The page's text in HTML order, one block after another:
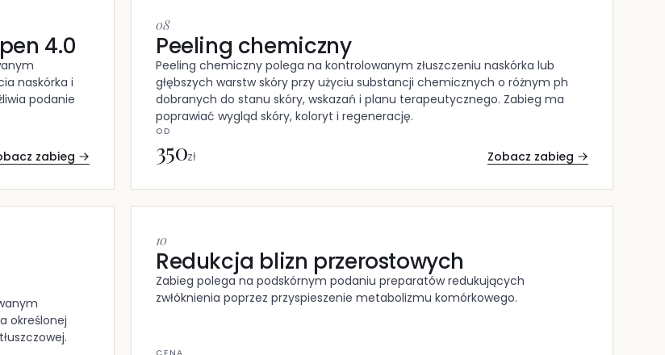
4.0
naskórka i
podanie
zabieg
08
Peeling chemiczny
Peeling chemiczny polega na kontrolowanym złuszczeniu naskórka lub
głębszych warstw skóry przy użyciu substancji chemicznych o różnym ph
dobranych do stanu skóry, wskazań i planu terapeutycznego. Zabieg ma
poprawiać wygląd skóry, koloryt i regenerację.
OD
350zł Zobacz zabieg
określonej
10
Redukcja blizn przerostowych
Zabieg polega na podskórnym podaniu preparatów redukujących
zwłóknienia poprzez przyspieszenie metabolizmu komórkowego.
CENA